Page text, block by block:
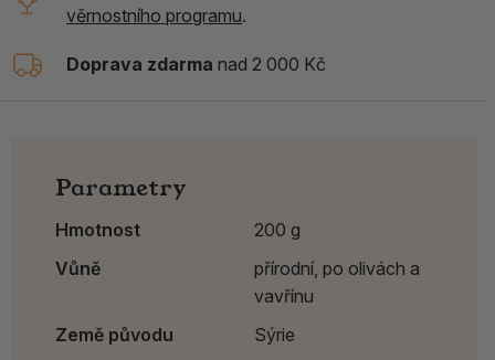
věrnostního programu.
Doprava zdarma nad 2 000 Kč
Parametry
Hmotnost
200 g
Vůně
přírodní, po olivách a
vavřínu
Země původu
Sýrie